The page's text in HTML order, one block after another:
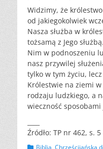
Widzimy, że
od jakiegokolwiek
Nasza służba w
tożsamą z Jego
Nim w podnoszeniu
nasz przywilej
tylko w tym życiu,
Królestwie na ziemi
rodzaju ludzkiego, a
wieczność
Źródło: TP nr 462, s. 5
Kategorii